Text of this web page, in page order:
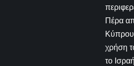
Πέρα
χρήση
το